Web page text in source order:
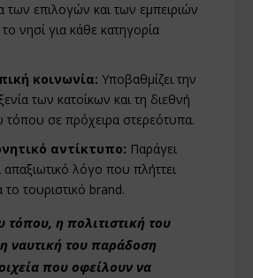
επιλογών και των εμπειριών
νησί για κάθε κατηγορία
κοινωνία: Υποβαθμίζει την
των κατοίκων και τη διεθνή
τόπου σε πρόχειρα στερεότυπα.
αντίκτυπο: Παράγει
απαξιωτικό λόγο που πλήττει
τουριστικό brand.
τόπου, η πολιτιστική του
ναυτική του παράδοση
που οφείλουν να